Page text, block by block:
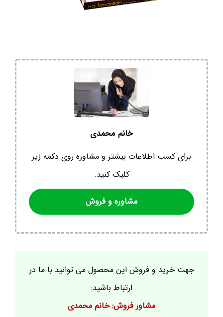
خانم محمدی
برای کسب اطلاعات بیشتر و مشاوره روی دکمه زیر
کلیک کنید.
مشاوره و فروش
جهت خرید و فروش این محصول می توانید با ما در
ارتباط باشید:
مشاور فروش: خانم محمدی